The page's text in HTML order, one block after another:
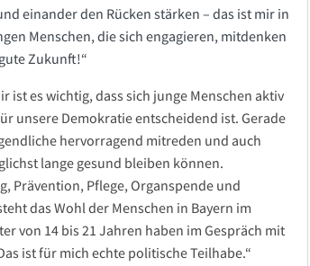
einander den Rücken stärken – das ist mir in
Menschen, die sich engagieren, mitdenken
Zukunft!“
ist es wichtig, dass sich junge Menschen aktiv
unsere Demokratie entscheidend ist. Gerade
hervorragend mitreden und auch
lange gesund bleiben können.
Prävention, Pflege, Organspende und
das Wohl der Menschen in Bayern im
von 14 bis 21 Jahren haben im Gespräch mit
ist für mich echte politische Teilhabe.“